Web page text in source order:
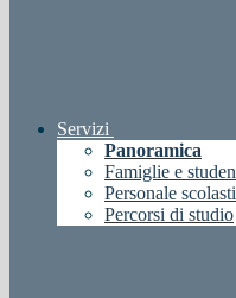
Servizi
Panoramica
Famiglie e
Personale
Percorsi di studio